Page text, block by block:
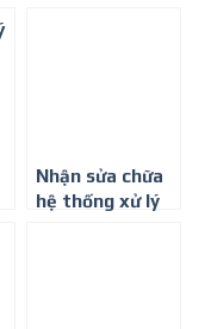
Nhận sửa chữa
hệ thống xử lý